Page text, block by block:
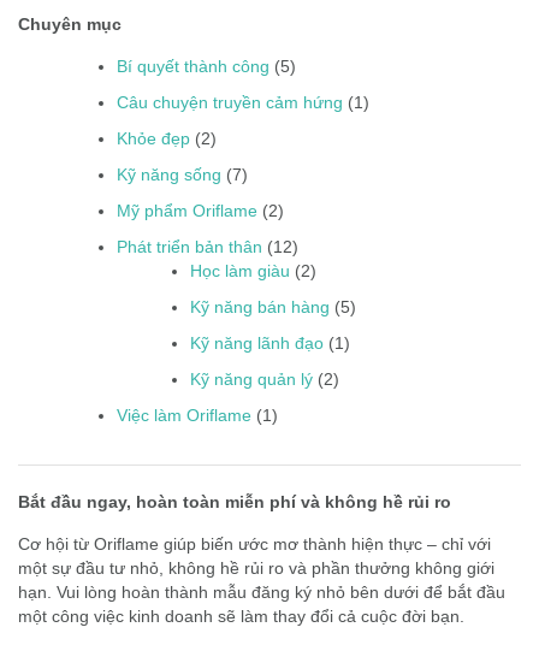
Chuyên mục
Bí quyết thành công (5)
Câu chuyện truyền cảm hứng (1)
Khỏe đẹp (2)
Kỹ năng sống (7)
Mỹ phẩm Oriflame (2)
Phát triển bản thân (12)
Học làm giàu (2)
Kỹ năng bán hàng (5)
Kỹ năng lãnh đạo (1)
Kỹ năng quản lý (2)
Việc làm Oriflame (1)
Bắt đầu ngay, hoàn toàn miễn phí và không hề rủi ro
Cơ hội từ Oriflame giúp biến ước mơ thành hiện thực – chỉ với
một sự đầu tư nhỏ, không hề rủi ro và phần thưởng không giới
hạn. Vui lòng hoàn thành mẫu đăng ký nhỏ bên dưới để bắt đầu
một công việc kinh doanh sẽ làm thay đổi cả cuộc đời bạn.